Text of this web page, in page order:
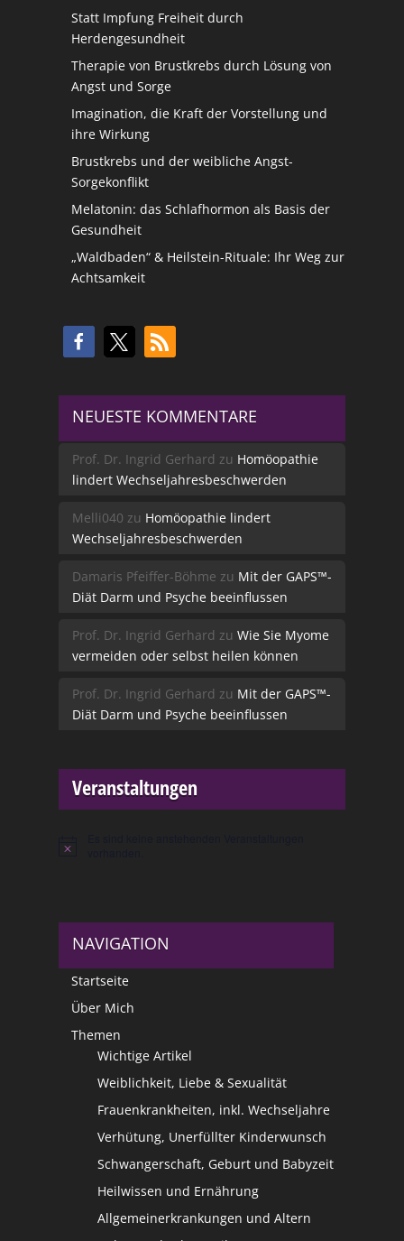
Statt Impfung Freiheit durch
Herdengesundheit
Therapie von Brustkrebs durch Lösung von
Angst und Sorge
Imagination, die Kraft der Vorstellung und
ihre Wirkung
Brustkrebs und der weibliche Angst-
Sorgekonflikt
Melatonin: das Schlafhormon als Basis der
Gesundheit
„Waldbaden“ & Heilstein-Rituale: Ihr Weg zur
Achtsamkeit
NEUESTE KOMMENTARE
Prof. Dr. Ingrid Gerhard zu Homöopathie
lindert Wechseljahresbeschwerden
Melli040 zu Homöopathie lindert
Wechseljahresbeschwerden
Damaris Pfeiffer-Böhme zu Mit der GAPS™-
Diät Darm und Psyche beeinflussen
Prof. Dr. Ingrid Gerhard zu Wie Sie Myome
vermeiden oder selbst heilen können
Prof. Dr. Ingrid Gerhard zu Mit der GAPS™-
Diät Darm und Psyche beeinflussen
Veranstaltungen
Hinweis
NAVIGATION
Startseite
Über Mich
Themen
Wichtige Artikel
Weiblichkeit, Liebe & Sexualität
Frauenkrankheiten, inkl. Wechseljahre
Verhütung, Unerfüllter Kinderwunsch
Schwangerschaft, Geburt und Babyzeit
Heilwissen und Ernährung
Allgemeinerkrankungen und Altern